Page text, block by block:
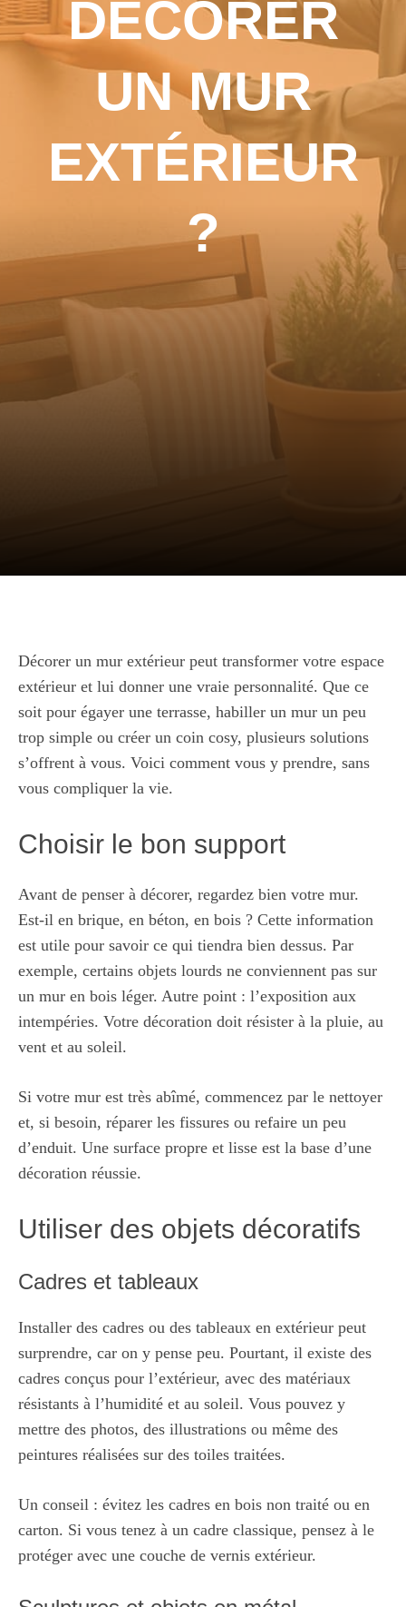
DÉCORER
UN MUR
EXTÉRIEUR
?
Décorer un mur extérieur peut transformer votre espace
extérieur et lui donner une vraie personnalité. Que ce
soit pour égayer une terrasse, habiller un mur un peu
trop simple ou créer un coin cosy, plusieurs solutions
s’offrent à vous. Voici comment vous y prendre, sans
vous compliquer la vie.
Choisir le bon support
Avant de penser à décorer, regardez bien votre mur.
Est-il en brique, en béton, en bois ? Cette information
est utile pour savoir ce qui tiendra bien dessus. Par
exemple, certains objets lourds ne conviennent pas sur
un mur en bois léger. Autre point : l’exposition aux
intempéries. Votre décoration doit résister à la pluie, au
vent et au soleil.
Si votre mur est très abîmé, commencez par le nettoyer
et, si besoin, réparer les fissures ou refaire un peu
d’enduit. Une surface propre et lisse est la base d’une
décoration réussie.
Utiliser des objets décoratifs
Cadres et tableaux
Installer des cadres ou des tableaux en extérieur peut
surprendre, car on y pense peu. Pourtant, il existe des
cadres conçus pour l’extérieur, avec des matériaux
résistants à l’humidité et au soleil. Vous pouvez y
mettre des photos, des illustrations ou même des
peintures réalisées sur des toiles traitées.
Un conseil : évitez les cadres en bois non traité ou en
carton. Si vous tenez à un cadre classique, pensez à le
protéger avec une couche de vernis extérieur.